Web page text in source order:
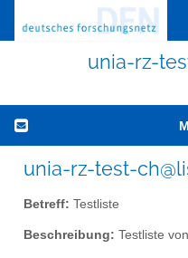
unia-rz-
unia-rz-test-
Betreff: Testliste
Beschreibung: Testliste